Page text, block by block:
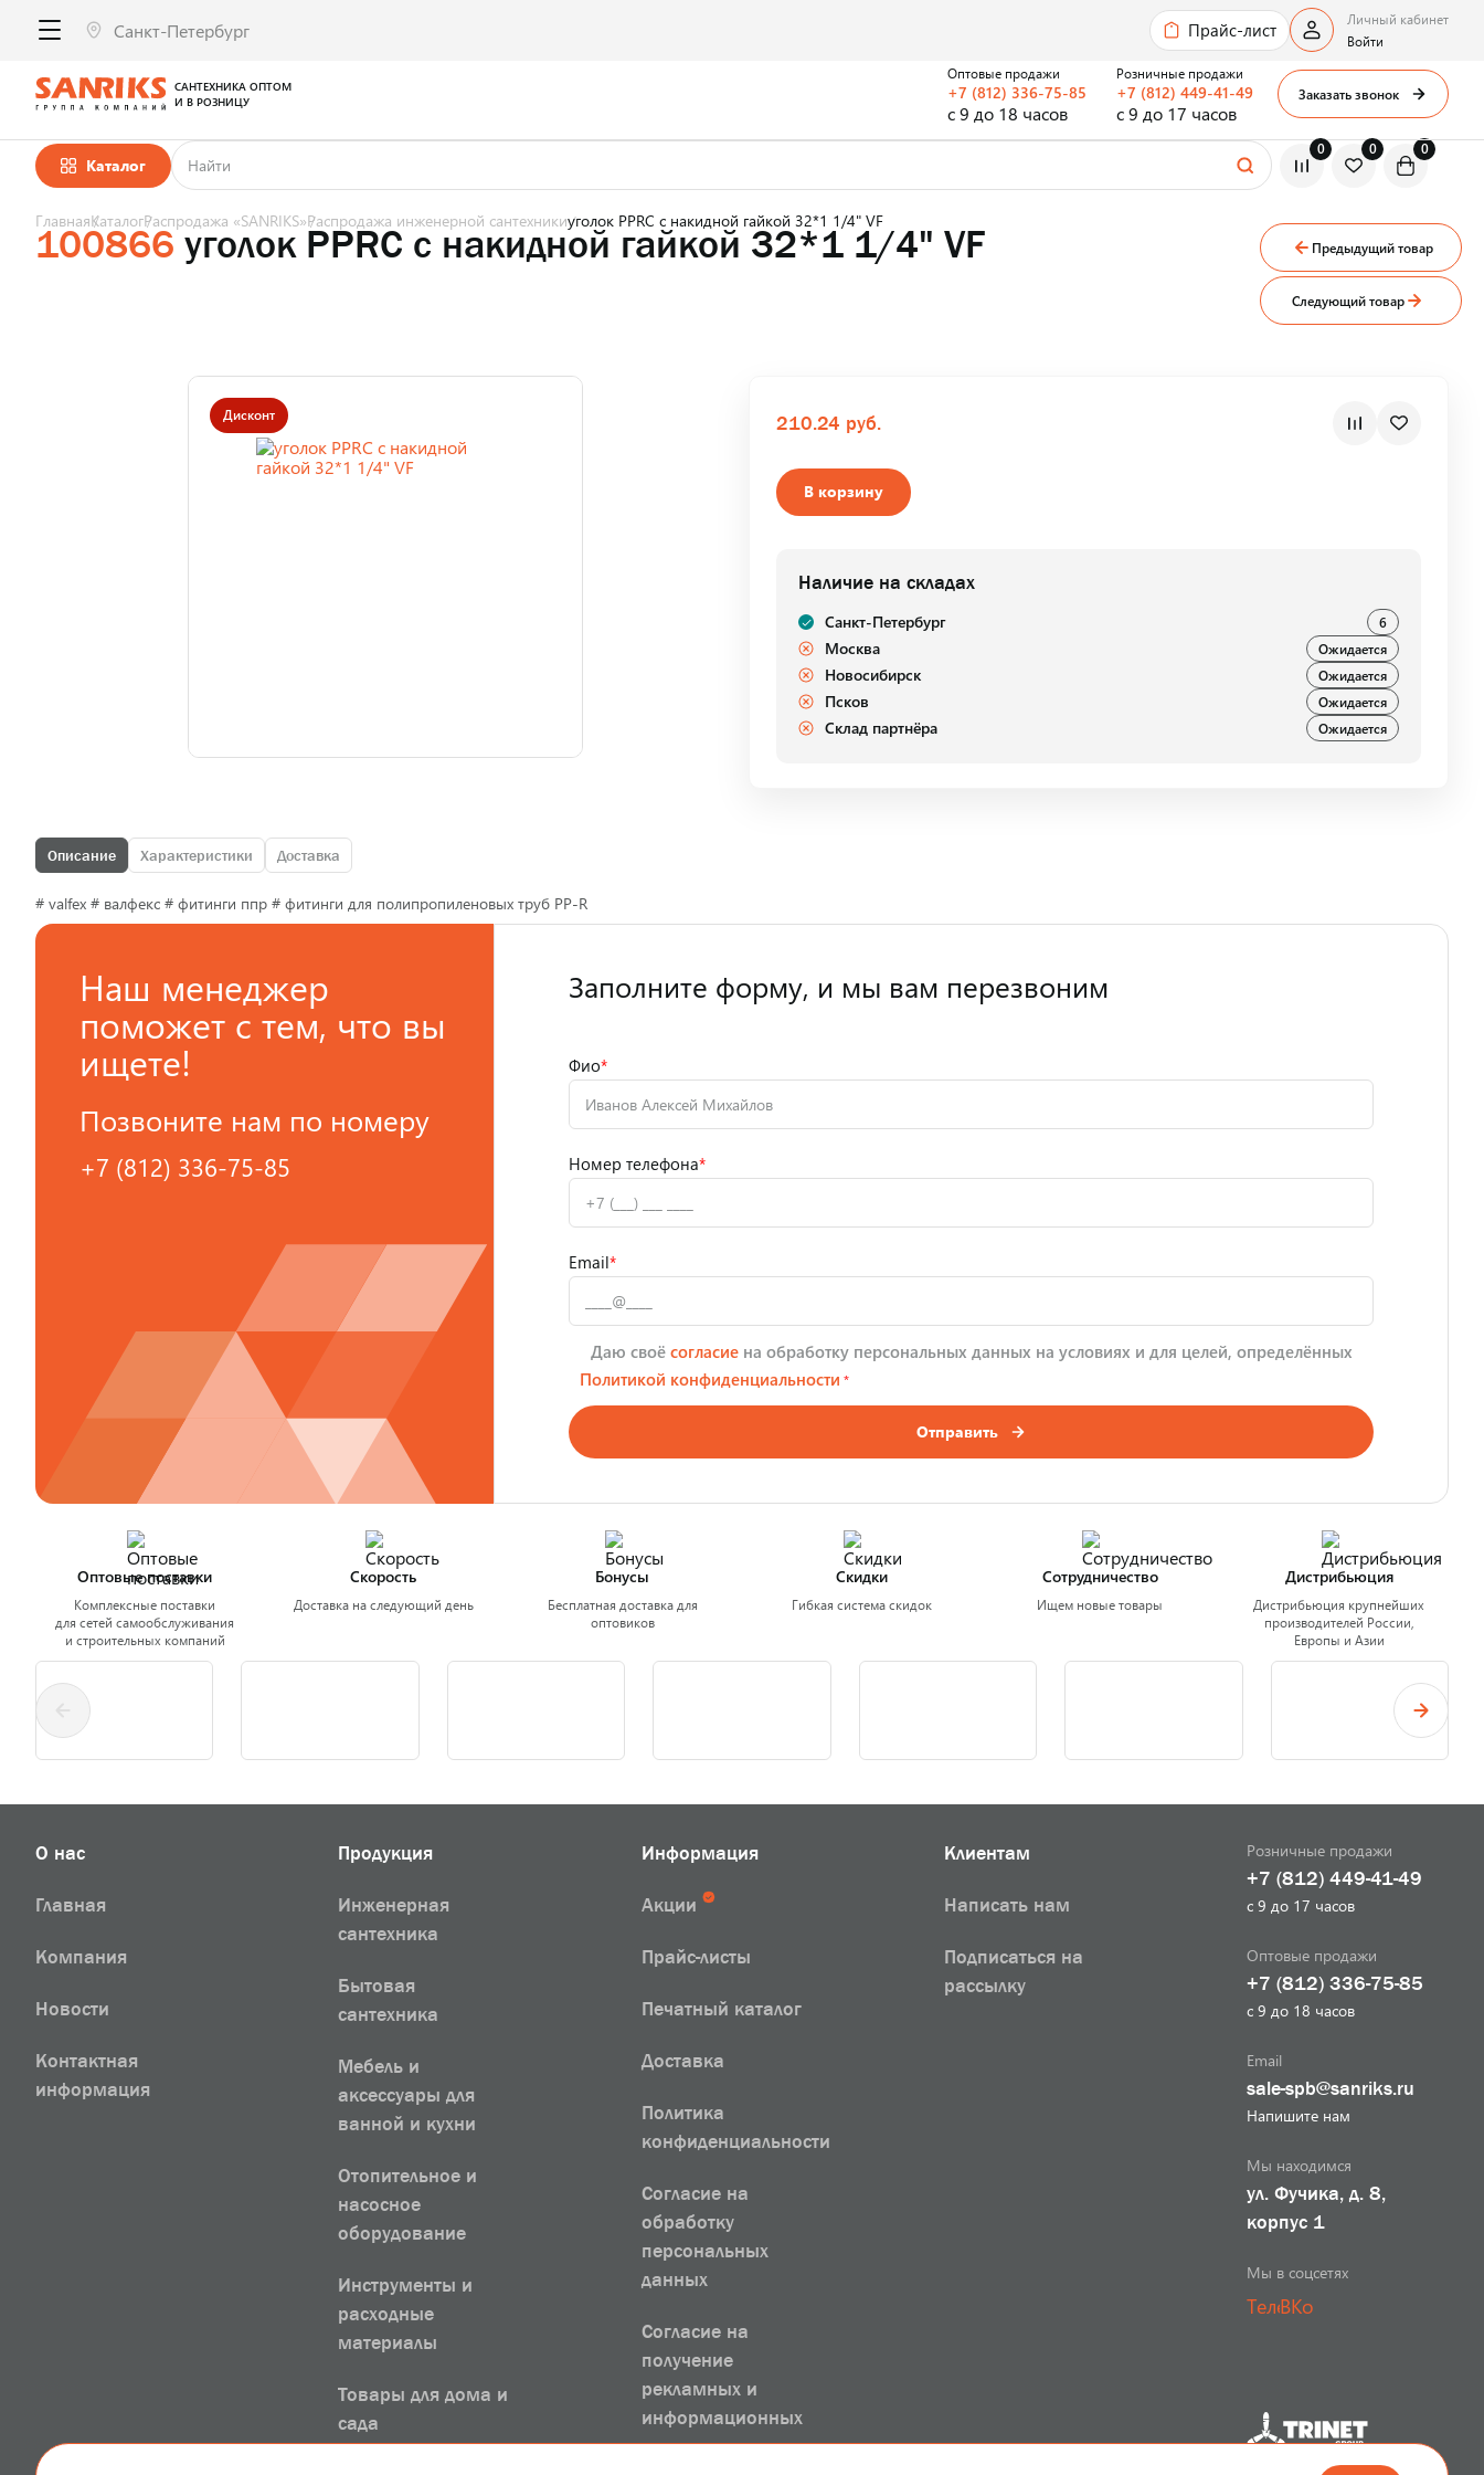
Прайс-лист
Каталог
0 0 0
САНТЕХНИКА ОПТОМ
И В РОЗНИЦУ
Оптовые продажи
+7 (812) 336-75-85
с 9 до 18 часов
Розничные продажи
+7 (812) 449-41-49
с 9 до 17 часов
Заказать звонок
Личный кабинет
Войти
ГлавнаяКаталогРаспродажа «SANRIKS»Распродажа инженерной сантехникиуголок PPRC с накидной гайкой 32*1 1/4" VF
100866уголок PPRC с накидной гайкой 32*1 1/4" VF
Дисконт
Описание Характеристики Доставка
# valfex # валфекс # фитинги ппр # фитинги для полипропиленовых труб PP-R
210.24 руб.
В корзину
Наличие на складах
Санкт-Петербург 6
Москва Ожидается
Новосибирск Ожидается
Псков Ожидается
Склад партнёра Ожидается
Предыдущий товар
Следующий товар
Наш менеджер
поможет с тем, что вы
ищете!
Позвоните нам по номеру
+7 (812) 336-75-85
Заполните форму, и мы вам перезвоним
Фио*
Номер телефона*
Email*
Даю своё согласие на обработку персональных данных на условиях и для целей, определённых
Политикой конфиденциальности *
Отправить
Оптовые поставки
Комплексные поставки
для сетей самообслуживания
и строительных компаний
Скорость
Доставка на следующий день
Бонусы
Бесплатная доставка для
оптовиков
Скидки
Гибкая система скидок
Сотрудничество
Ищем новые товары
Дистрибьюция
Дистрибьюция крупнейших
производителей России,
Европы и Азии
О нас
Главная
Компания
Новости
Контактная
информация
Продукция
Инженерная
сантехника
Бытовая
сантехника
Мебель и
аксессуары для
ванной и кухни
Отопительное и
насосное
оборудование
Инструменты и
расходные
материалы
Товары для дома и
сада
Информация
Акции
Прайс-листы
Печатный каталог
Доставка
Политика
конфиденциальности
Согласие на
обработку
персональных
данных
Согласие на
получение
рекламных и
информационных
рассылок
Клиентам
Написать нам
Подписаться на
рассылку
Розничные продажи
+7 (812) 449-41-49
с 9 до 17 часов
Оптовые продажи
+7 (812) 336-75-85
с 9 до 18 часов
Email
sale-spb@sanriks.ru
Напишите нам
Мы находимся
ул. Фучика, д. 8,
корпус 1
Мы в соцсетях
ТелеграмВКонтакте